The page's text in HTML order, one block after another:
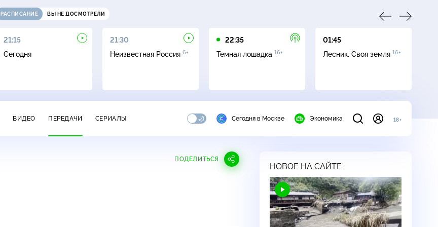
РАСПИСАНИЕ ВЫ НЕ ДОСМОТРЕЛИ
21:15
Сегодня
21:30
Неизвестная Россия 6+
22:35
Темная лошадка 16+
01:45
Лесник. Своя земля 16+
ВИДЕО ПЕРЕДАЧИ СЕРИАЛЫ Сегодня в Москве Экономика 18+
ПОДЕЛИТЬСЯ
НОВОЕ НА САЙТЕ